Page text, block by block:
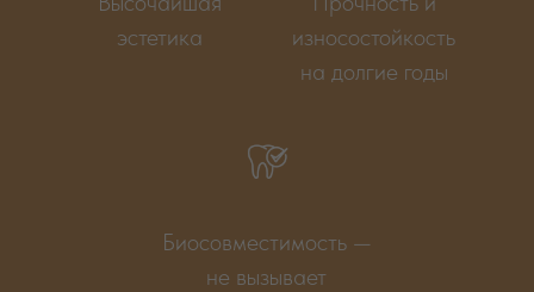
эстетика
износостойкость
на долгие годы
Биосовместимость —
не вызывает